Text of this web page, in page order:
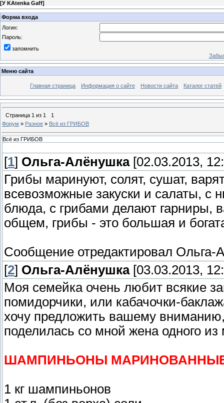
[У KAtenka Gaff]
Форма входа
Логин:
Пароль:
запомнить
Меню сайта
Главная страница Информация о сайте Новости сайта Каталог статей
Страница 1 из 1
1
Форум » Разное » Всё из ГРИБОВ
Всё из ГРИБОВ
[1] Ольга-Алёнушка[02.03.2013,
Грибы маринуют, солят, сушат,
всевозможные закуски и салаты, с
блюда, с грибами делают гарниры,
общем, грибы - это большая и
Сообщение отредактировал Ольга-
[2] Ольга-Алёнушка[03.03.2013,
Моя семейка очень любит всякие
помидорчики, или кабачочки-
хочу предложить вашему
поделилась со мной жена одного
ШАМПИНЬОНЫ
1 кг шампиньонов